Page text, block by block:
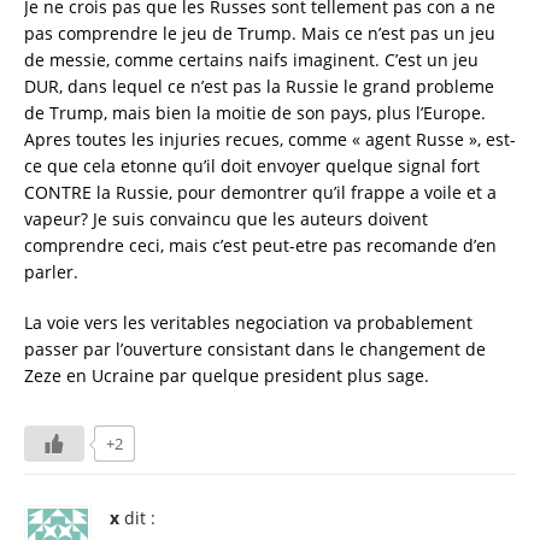
k ni
ki
n
al
Je ne crois pas que les Russes sont tellement pas con a ne
pas comprendre le jeu de Trump. Mais ce n’est pas un jeu
de messie, comme certains naifs imaginent. C’est un jeu
DUR, dans lequel ce n’est pas la Russie le grand probleme
de Trump, mais bien la moitie de son pays, plus l’Europe.
Apres toutes les injuries recues, comme « agent Russe », est-
ce que cela etonne qu’il doit envoyer quelque signal fort
CONTRE la Russie, pour demontrer qu’il frappe a voile et a
vapeur? Je suis convaincu que les auteurs doivent
comprendre ceci, mais c’est peut-etre pas recomande d’en
parler.
La voie vers les veritables negociation va probablement
passer par l’ouverture consistant dans le changement de
Zeze en Ucraine par quelque president plus sage.
+2
x dit :